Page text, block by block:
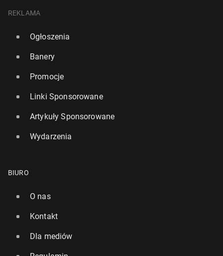
REKLAMA
Ogłoszenia
Banery
Promocje
Linki Sponsorowane
Artykuły Sponsorowane
Wydarzenia
BIURO
O nas
Kontakt
Dla mediów